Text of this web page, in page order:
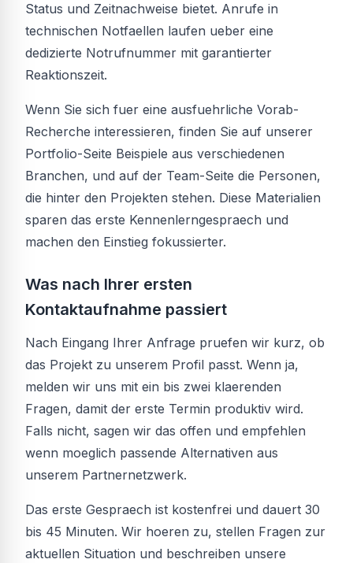
Status und Zeitnachweise bietet. Anrufe in
technischen Notfaellen laufen ueber eine
dedizierte Notrufnummer mit garantierter
Reaktionszeit.
Wenn Sie sich fuer eine ausfuehrliche Vorab-
Recherche interessieren, finden Sie auf unserer
Portfolio-Seite Beispiele aus verschiedenen
Branchen, und auf der Team-Seite die Personen,
die hinter den Projekten stehen. Diese Materialien
sparen das erste Kennenlerngespraech und
machen den Einstieg fokussierter.
Was nach Ihrer ersten
Kontaktaufnahme passiert
Nach Eingang Ihrer Anfrage pruefen wir kurz, ob
das Projekt zu unserem Profil passt. Wenn ja,
melden wir uns mit ein bis zwei klaerenden
Fragen, damit der erste Termin produktiv wird.
Falls nicht, sagen wir das offen und empfehlen
wenn moeglich passende Alternativen aus
unserem Partnernetzwerk.
Das erste Gespraech ist kostenfrei und dauert 30
bis 45 Minuten. Wir hoeren zu, stellen Fragen zur
aktuellen Situation und beschreiben unsere